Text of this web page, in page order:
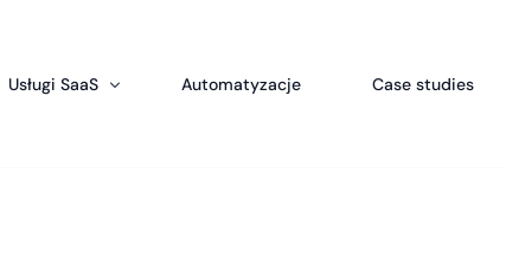
Usługi SaaS Automatyzacje Case studies